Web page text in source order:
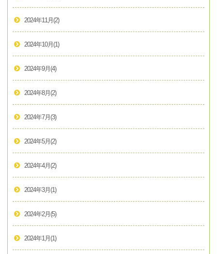
2024年11月 (2)
2024年10月 (1)
2024年9月 (4)
2024年8月 (2)
2024年7月 (3)
2024年5月 (2)
2024年4月 (2)
2024年3月 (1)
2024年2月 (5)
2024年1月 (1)